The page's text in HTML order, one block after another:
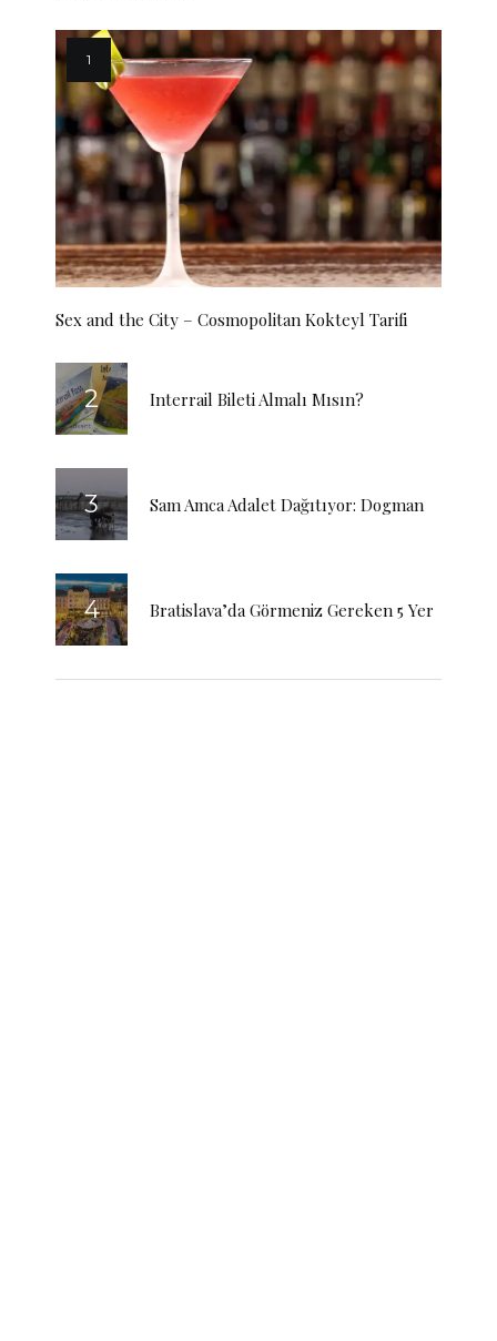
Sex and the City – Cosmopolitan Kokteyl Tarifi
Interrail Bileti Almalı Mısın?
Sam Amca Adalet Dağıtıyor: Dogman
Bratislava’da Görmeniz Gereken 5 Yer